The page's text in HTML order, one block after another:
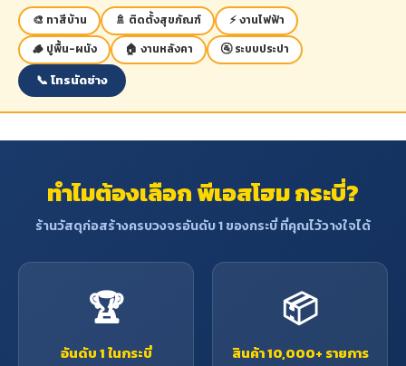
หน่วยนับ:
แผ่น
สถานะสินค้า:
สินค้าพร้อมส่ง (จัดส่งภายใน 2-5 วัน)
หน่วยนับ:
แผ่น
สถานะสินค้า:
🎨 ทาสีบ้าน 🚿 ติดตั้งสุขภัณฑ์
⚡ งานไฟฟ้า
🪵 ปูพื้น-ผนัง
🏠 งานหลังคา 🚰 ระบบประปา
📞 โทรนัดช่าง
ทำไมต้องเลือก พีเอสโฮม กระบี่?
ร้านวัสดุก่อสร้างครบวงจรอันดับ 1 ของกระบี่ ที่คุณไว้วางใจได้
🏆
อันดับ 1 ในกระบี่
📦
สินค้า 10,000+ รายการ